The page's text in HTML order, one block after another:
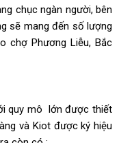
chục ngàn người, bên
sẽ mang đến số lượng
chợ Phương Liễu, Bắc
quy mô lớn được thiết
và Kiot được ký hiệu